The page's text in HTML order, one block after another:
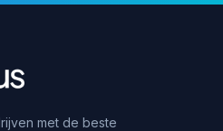
met de beste